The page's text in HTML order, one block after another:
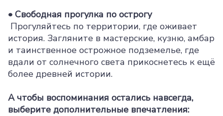
• Свободная прогулка по острогу
Прогуляйтесь по территории, где оживает
история. Загляните в мастерские, кузню, амбар
и таинственное острожное подземелье, где
вдали от солнечного света прикоснетесь к ещё
более древней истории.
А чтобы воспоминания остались навсегда,
выберите дополнительные впечатления: